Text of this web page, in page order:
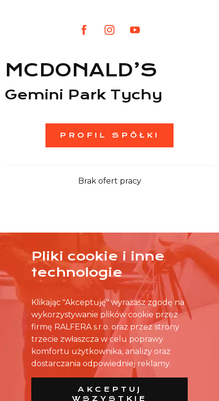
MCDONALD’S
Gemini Park Tychy
PROFIL SPÓŁKI
Brak ofert pracy
ŻADNA OFERTA CIĘ NIE ZAINTERESOWAŁA?
SKONTAKTUJ SIĘ BEZPOŚREDNIO ZE SKLEPEM.
Pliki cookie i inne
technologie
Klikając "Akceptuję" wyrażasz zgodę na
wykorzystywanie plików cookie przez
firmę RALFERA s.r.o. oraz przez strony
trzecie zwłaszcza w celu poprawy
komfortu użytkownika, analizy oraz
dostarczania odpowiedniej reklamy.
AKCEPTUJ
WSZYSTKIE